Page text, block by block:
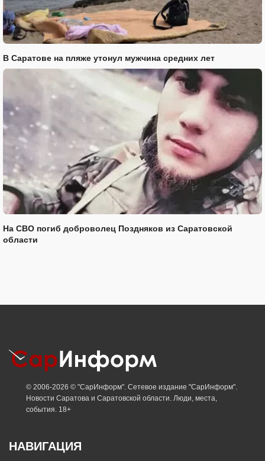
В Саратове на пляже утонул мужчина средних лет
На СВО погиб доброволец Поздняков из Саратовской
области
© 2006-2026 © "СарИнформ". Сетевое издание "СарИнформ".
Новости Саратова и Саратовской области. Люди, места,
события. 18+
НАВИГАЦИЯ